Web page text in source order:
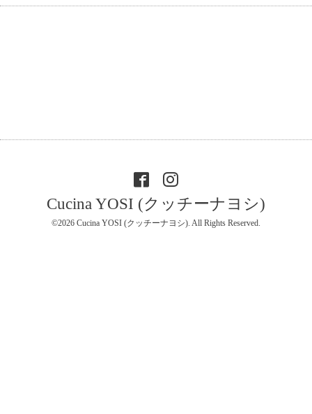
Cucina YOSI (クッチーナヨシ)
©2026 Cucina YOSI (クッチーナヨシ). All Rights Reserved.